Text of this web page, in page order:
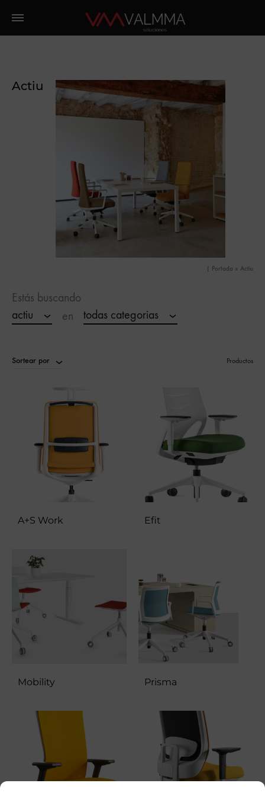
Actiu
| Portada » Actiu
Estás buscando
actiu
en todas categorias
Sortear por Productos
A+S Work Efit
Mobility Prisma